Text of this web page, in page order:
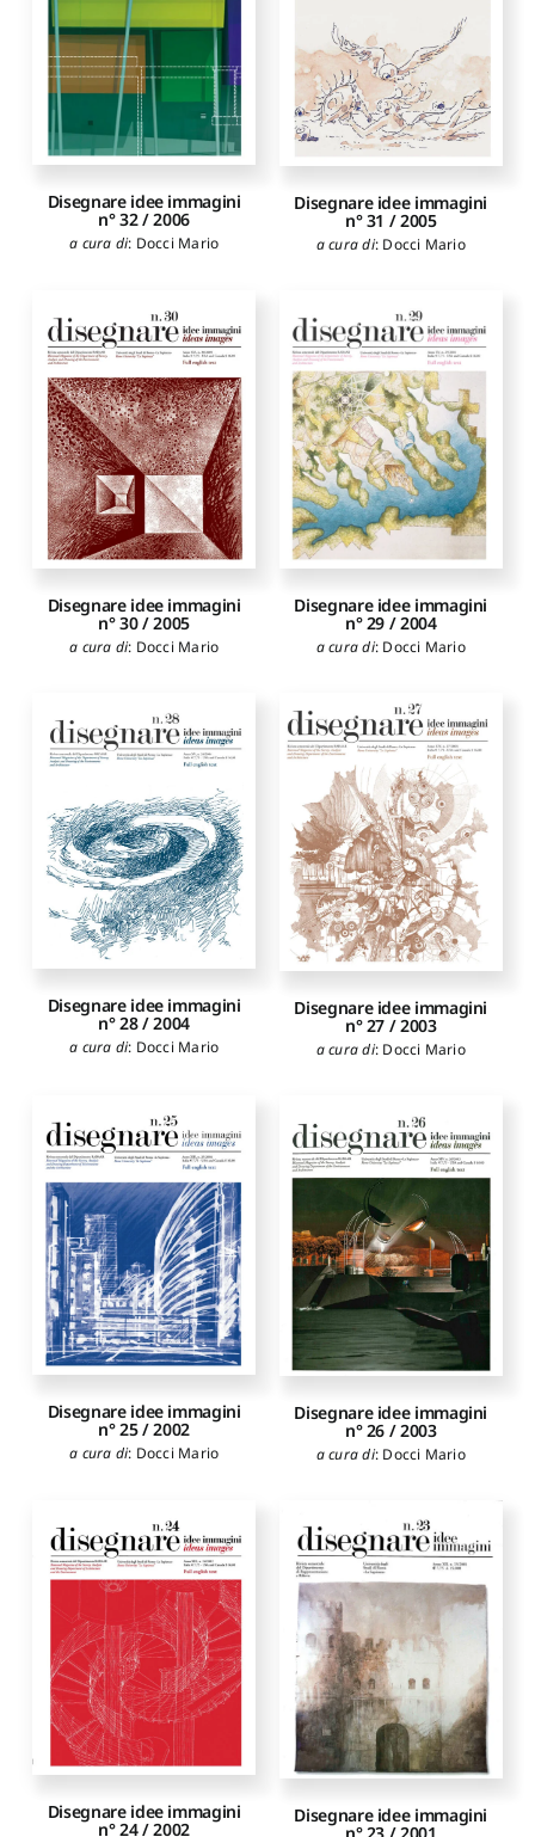
Disegnare idee immagini
n° 32 / 2006
a cura di: Docci Mario
Disegnare idee immagini
n° 31 / 2005
a cura di: Docci Mario
Disegnare idee immagini
n° 30 / 2005
a cura di: Docci Mario
Disegnare idee immagini
n° 29 / 2004
a cura di: Docci Mario
Disegnare idee immagini
n° 28 / 2004
a cura di: Docci Mario
Disegnare idee immagini
n° 27 / 2003
a cura di: Docci Mario
Disegnare idee immagini
n° 25 / 2002
a cura di: Docci Mario
Disegnare idee immagini
n° 26 / 2003
a cura di: Docci Mario
Disegnare idee immagini
n° 24 / 2002
Disegnare idee immagini
n° 23 / 2001